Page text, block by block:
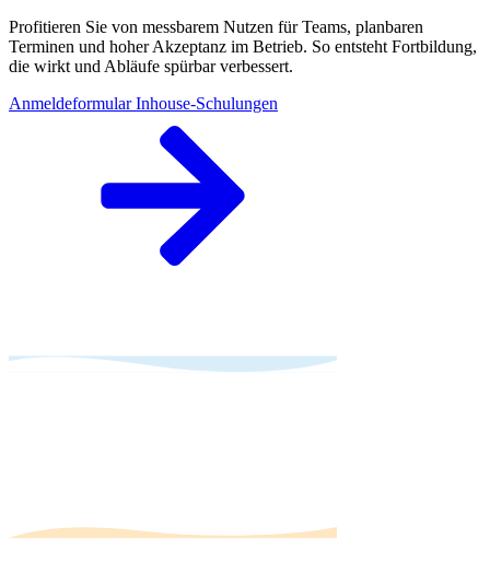
Profitieren Sie von messbarem Nutzen für Teams, planbaren
Terminen und hoher Akzeptanz im Betrieb. So entsteht Fortbildung,
die wirkt und Abläufe spürbar verbessert.
Anmeldeformular Inhouse-Schulungen